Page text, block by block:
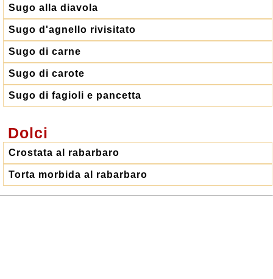
Sugo alla diavola
Sugo d'agnello rivisitato
Sugo di carne
Sugo di carote
Sugo di fagioli e pancetta
Dolci
Crostata al rabarbaro
Torta morbida al rabarbaro